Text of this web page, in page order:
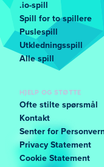
.io-spill
Spill for to spillere
Puslespill
Utkledningsspill
Alle spill
HJELP OG STØTTE
Ofte stilte spørsmål
Kontakt
Senter for
Privacy Statement
Cookie Statement